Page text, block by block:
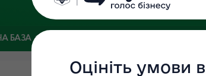
Офіційний веб-портал
БАЗА